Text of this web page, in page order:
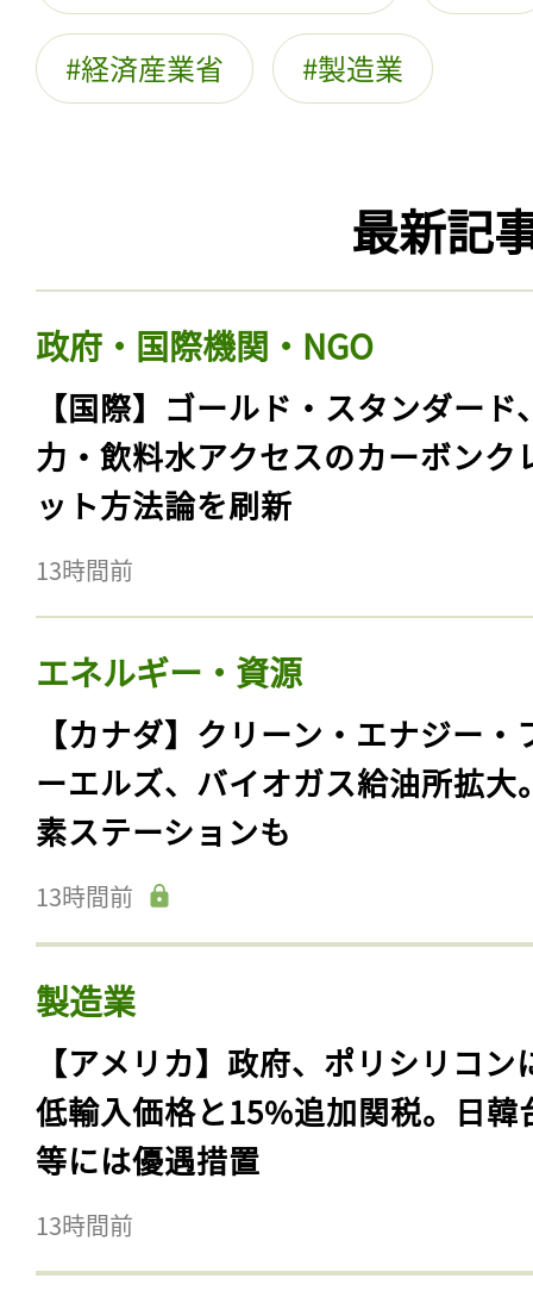
経済産業省 製造業
最新記
政府・国際機関・NGO
【国際】ゴールド・スタンダード
力・飲料水アクセスのカーボンク
ット方法論を刷新
13時間前
エネルギー・資源
【カナダ】クリーン・エナジー・
ーエルズ、バイオガス給油所拡大
素ステーションも
13時間前
製造業
【アメリカ】政府、ポリシリコン
低輸入価格と15%追加関税。日韓
等には優遇措置
13時間前